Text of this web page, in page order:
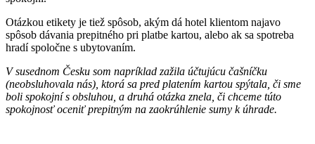
Otázkou etikety je tiež spôsob, akým dá hotel klientom najavo
spôsob dávania prepitného pri platbe kartou, alebo ak sa spotreba
hradí spoločne s ubytovaním.
V susednom Česku som napríklad zažila účtujúcu čašníčku
(neobsluhovala nás), ktorá sa pred platením kartou spýtala, či sme
boli spokojní s obsluhou, a druhá otázka znela, či chceme túto
spokojnosť oceniť prepitným na zaokrúhlenie sumy k úhrade.